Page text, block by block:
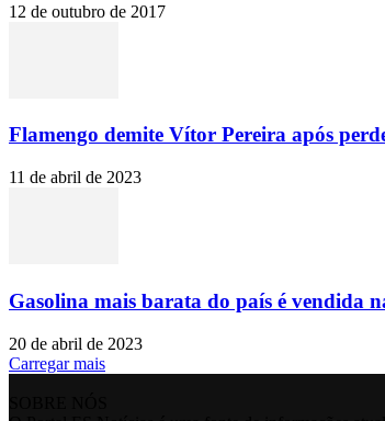
12 de outubro de 2017
Flamengo demite Vítor Pereira após
11 de abril de 2023
Gasolina mais barata do país é vendida
20 de abril de 2023
Carregar mais